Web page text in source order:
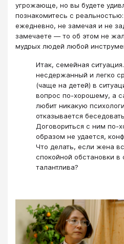
угрожающе, но вы будете
познакомитесь с
ежедневно, не замечая и не
замечаете — то об этом не
мудрых людей любой
Итак, семейная
несдержанный и легко
(чаще на детей) в
вопрос по-хорошему, а
любит никакую
отказывается
Договориться с ним по-
образом не удается,
Что делать, если жена
спокойной обстановки
талантлива?